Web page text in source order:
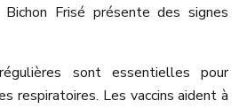
Frisé présente des signes
sont essentielles pour
respiratoires. Les vaccins aident à